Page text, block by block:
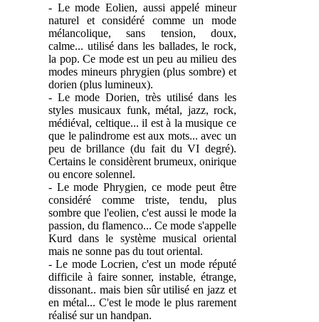
- Le mode Eolien, aussi appelé mineur
naturel et considéré comme un mode
mélancolique, sans tension, doux,
calme... utilisé dans les ballades, le rock,
la pop. Ce mode est un peu au milieu des
modes mineurs phrygien (plus sombre) et
dorien (plus lumineux).
- Le mode Dorien, très utilisé dans les
styles musicaux funk, métal, jazz, rock,
médiéval, celtique... il est à la musique ce
que le palindrome est aux mots... avec un
peu de brillance (du fait du VI degré).
Certains le considèrent brumeux, onirique
ou encore solennel.
- Le mode Phrygien, ce mode peut être
considéré comme triste, tendu, plus
sombre que l'eolien, c'est aussi le mode la
passion, du flamenco... Ce mode s'appelle
Kurd dans le système musical oriental
mais ne sonne pas du tout oriental.
- Le mode Locrien, c'est un mode réputé
difficile à faire sonner, instable, étrange,
dissonant.. mais bien sûr utilisé en jazz et
en métal... C'est le mode le plus rarement
réalisé sur un handpan.